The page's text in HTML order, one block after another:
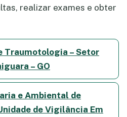
realizar exames e obter
Traumotologia – Setor
– GO
e Ambiental de
de Vigilância Em